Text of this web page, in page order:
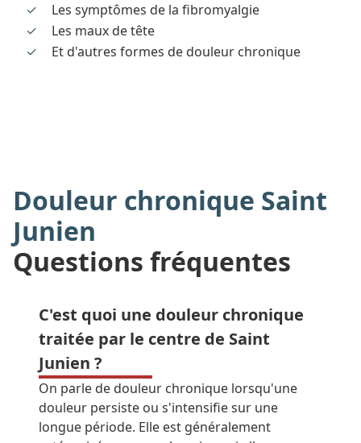
Les symptômes de la fibromyalgie
Les maux de tête
Et d'autres formes de douleur chronique
Douleur chronique Saint
Junien
Questions fréquentes
C'est quoi une douleur chronique
traitée par le centre de Saint
Junien ?
On parle de douleur chronique lorsqu'une
douleur persiste ou s'intensifie sur une
longue période. Elle est généralement